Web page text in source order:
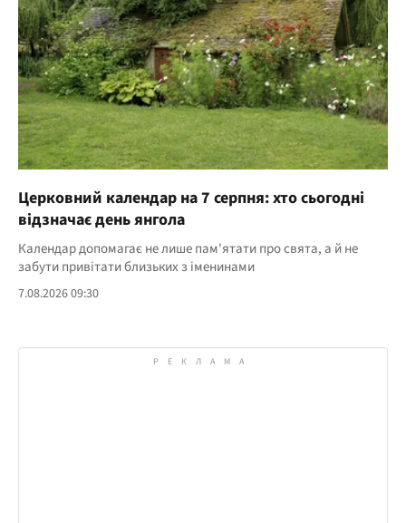
Церковний календар на 7 серпня: хто сьогодні
відзначає день янгола
Календар допомагає не лише пам'ятати про свята, а й не
забути привітати близьких з іменинами
7.08.2026 09:30